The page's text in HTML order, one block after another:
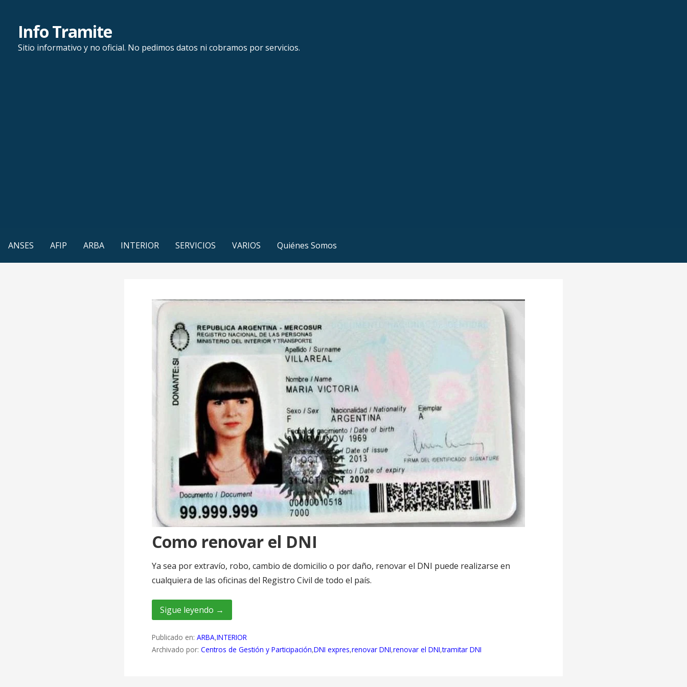
contenidoInfo Tramite
Sitio informativo y no oficial. No pedimos datos ni cobramos por servicios.
ANSES AFIP ARBA INTERIOR SERVICIOS VARIOS Quiénes Somos
Como renovar el DNI
Ya sea por extravío, robo, cambio de domicilio o por daño, renovar el DNI puede realizarse en
cualquiera de las oficinas del Registro Civil de todo el país.
Sigue leyendo →
Publicado en: ARBA,INTERIOR
Archivado por: Centros de Gestión y Participación,DNI expres,renovar DNI,renovar el DNI,tramitar DNI